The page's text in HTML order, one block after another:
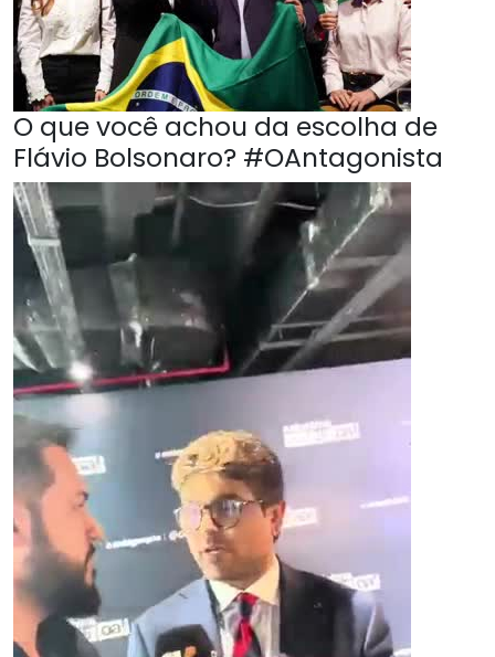
O que você achou da escolha de
Flávio Bolsonaro? #OAntagonista